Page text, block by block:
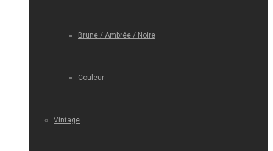
Brune / Ambrée / Noire
Couleur
Vintage